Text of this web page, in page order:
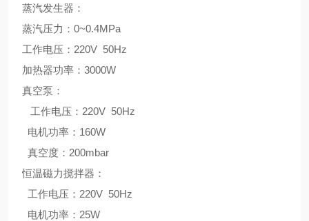
蒸汽发生器：
蒸汽压力：0~0.4MPa
工作电压：220V 50Hz
加热器功率：3000W
真空泵：
工作电压：220V 50Hz
电机功率：160W
真空度：200mbar
恒温磁力搅拌器：
工作电压：220V 50Hz
电机功率：25W